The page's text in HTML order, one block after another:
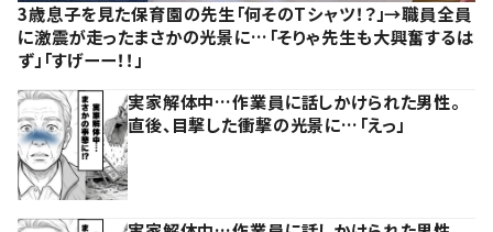
3歳息子を見た保育園の先生「何そのTシャツ！？」→職員全員
に激震が走ったまさかの光景に…「そりゃ先生も大興奮するは
ず」「すげーー！！」
実家解体中…作業員に話しかけられた男性。
直後、目撃した衝撃の光景に…「えっ」